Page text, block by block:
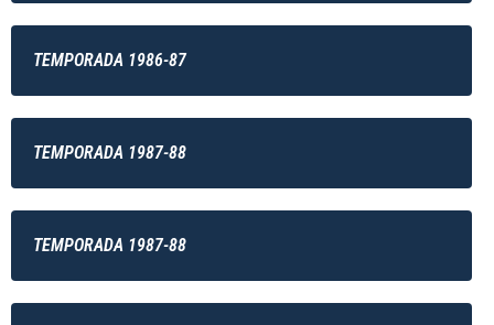
TEMPORADA 1986-87
TEMPORADA 1987-88
TEMPORADA 1987-88